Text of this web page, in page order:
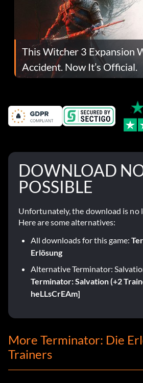
This Witcher 3 Expansion
Accident. Now It’s Official.
DOWNLOAD
POSSIBLE
Unfortunately, the download is no
Here are some alternatives:
All downloads for this game:
Erlösung
Alternative Terminator:
Terminator: Salvation (+2
heLLsCrEAm]
More Terminator: Die
Trainers